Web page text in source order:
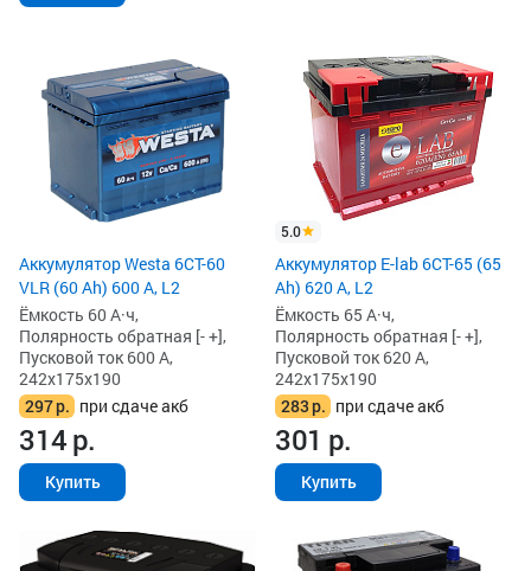
Аккумулятор Westa 6СТ-60
VLR (60 Ah) 600 А, L2
Ёмкость 60 А·ч,
Полярность обратная [- +],
Пусковой ток 600 А,
242x175x190
297р. при сдаче акб
314р.
Купить
5.0
Аккумулятор E-lab 6СТ-65 (65
Ah) 620 А, L2
Ёмкость 65 А·ч,
Полярность обратная [- +],
Пусковой ток 620 А,
242x175x190
283р. при сдаче акб
301 р.
Купить